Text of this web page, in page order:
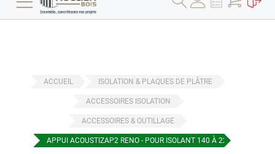
ACCUEIL ISOLATION & PLAQUES DE PLÂTRE
ACCESSOIRES ISOLATION
ACCESSOIRES & OUTILLAGE
APPUI ACOUSTIZAP2 RENO - POUR ISOLANT 140 À 220MM - BOITE